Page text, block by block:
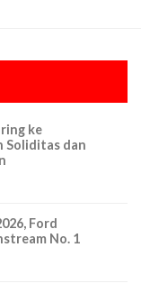
ke
Soliditas dan
Ford
No. 1